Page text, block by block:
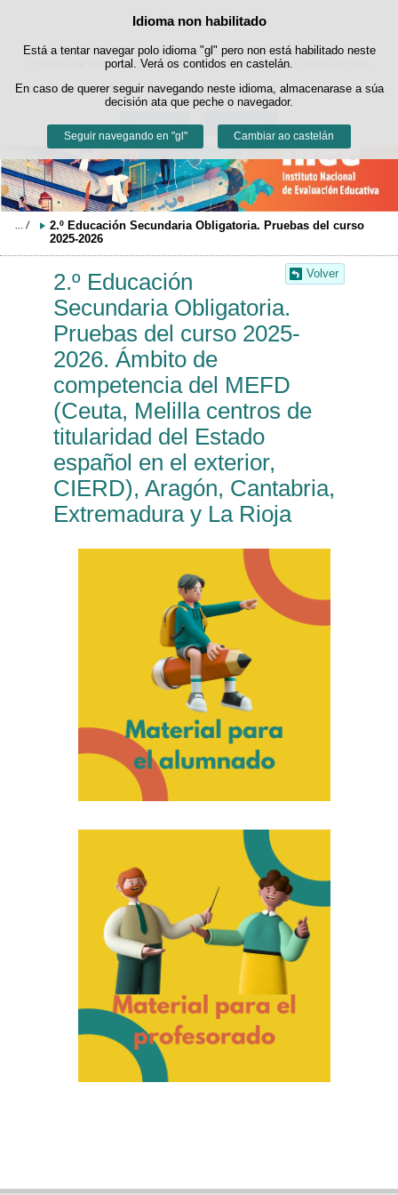
Política de cookies
Este sitio web utiliza cookies propias para facilitar a navegación e
cookies de terceiros para obter estatísticas de uso e satisfacción.
Pode obter máis información no apartado "Cookies" do nosoaviso legal.
Aceptar Rexeitar
Idioma non habilitado
Está a tentar navegar polo idioma "gl" pero non está habilitado neste
portal. Verá os contidos en castelán.
En caso de querer seguir navegando neste idioma, almacenarase a súa
decisión ata que peche o navegador.
Seguir navegando en "gl" Cambiar ao castelán
Saltar ao contido
2.º Educación Secundaria Obligatoria. Pruebas del curso
2025-2026
Volver
2.º Educación
Secundaria Obligatoria.
Pruebas del curso 2025-
2026. Ámbito de
competencia del MEFD
(Ceuta, Melilla centros de
titularidad del Estado
español en el exterior,
CIERD), Aragón, Cantabria,
Extremadura y La Rioja